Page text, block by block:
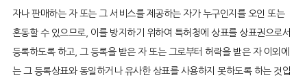
자나 판매하는 자 또는 그 서비스를 제공하는 자가 누구인지를 오인 또는
혼동할 수 있으므로, 이를 방지하기 위하여 특허청에 상표를 상표권으로서
등록하도록 하고, 그 등록을 받은 자 또는 그로부터 허락을 받은 자 이외에
는 그 등록상표와 동일하거나 유사한 상표를 사용하지 못하도록 하는 것입